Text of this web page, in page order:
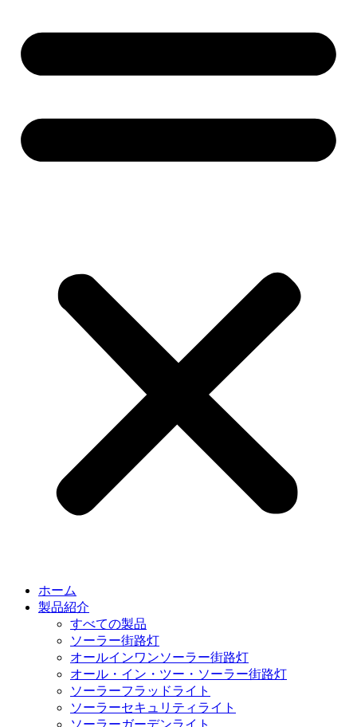
ホーム
製品紹介
すべての製品
ソーラー街路灯
オールインワンソーラー街路灯
オール・イン・ツー・ソーラー街路灯
ソーラーフラッドライト
ソーラーセキュリティライト
ソーラーガーデンライト